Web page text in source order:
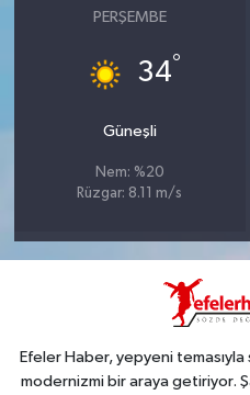
PERŞEMBE
34°
Güneşli
Nem: %20
Rüzgar: 8.11 m/s
Efeler Haber, yepyeni
modernizmi bir araya getiriyor.